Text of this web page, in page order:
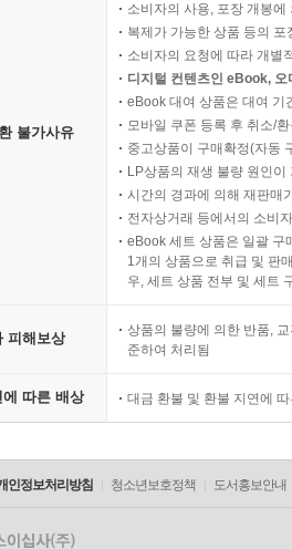
불가사유
소비자의 사용, 포장 개봉
복제가 가능한 상품 등의
소비자의 요청에 따라 개별
디지털 컨텐츠인 eBook,
eBook 대여 상품은 대여 기
모바일 쿠폰 등록 후 취소/
중고상품이 구매확정(자동
LP상품의 재생 불량 원인
시간의 경과에 의해 재판매
전자상거래 등에서의 소비
eBook 세트 상품은 일괄 구
1개의 상품으로 취급 및 판
우, 세트 상품 전부 및 세트
피해보상
상품의 불량에 의한 반품,
준하여 처리됨
에 따른 배상 대금 환불 및 환불 지연에
인정보처리방침 청소년보호정책 도서홍보안내